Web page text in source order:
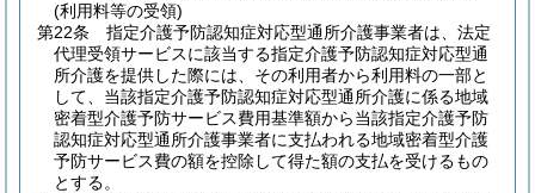
(利用料等の受領)
第22条
指定介護予防認知症対応型通所介護事業者は、法定
代理受領サービスに該当する指定介護予防認知症対応型通
所介護を提供した際には、その利用者から利用料の一部と
して、当該指定介護予防認知症対応型通所介護に係る地域
密着型介護予防サービス費用基準額から当該指定介護予防
認知症対応型通所介護事業者に支払われる地域密着型介護
予防サービス費の額を控除して得た額の支払を受けるもの
とする。